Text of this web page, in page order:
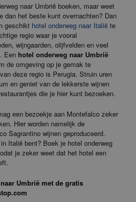
naar Umbrië boeken, maar weet
dan het beste kunt overnachten? Dan
geschikt hotel onderweg naar Italië te
regio waar je vooral
wijngaarden, olijfvelden en veel
Een hotel onderweg naar Umbrië
de omgeving op je gemak te
deze regio is Perugia. Struin uren
en geniet van de lekkerste wijnen
die je hier kunt bezoeken.
een bezoekje aan Montefalco zeker
Hier worden namelijk de
Sagrantino wijnen geproduceerd.
Italië bent? Boek je hotel onderweg
je zeker weet dat het hotel een
Umbrië met de gratis